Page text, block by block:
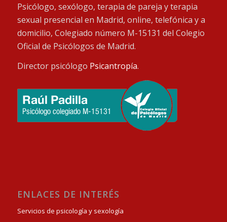
Psicólogo, sexólogo, terapia de pareja y terapia
sexual presencial en Madrid, online, telefónica y a
domicilio, Colegiado número M-15131 del Colegio
Oficial de Psicólogos de Madrid.
Director psicólogo Psicantropía.
ENLACES DE INTERÉS
Servicios de psicología y sexología